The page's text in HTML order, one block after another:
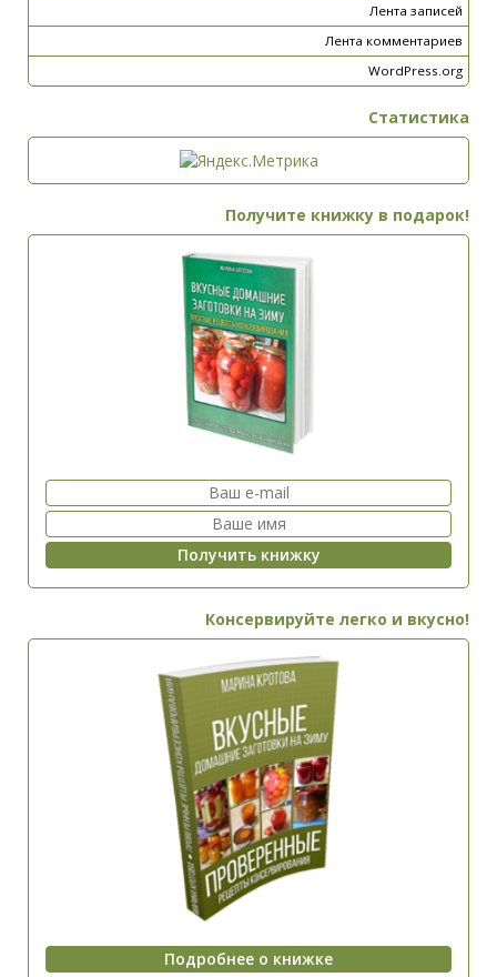
Лента записей
Лента комментариев
WordPress.org
Статистика
Получите книжку в подарок!
Консервируйте легко и вкусно!